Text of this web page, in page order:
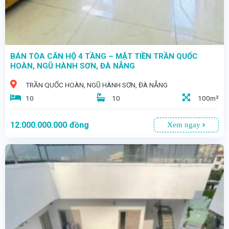
BÁN TÒA CĂN HỘ 4 TẦNG – MẶT TIỀN TRẦN QUỐC
HOÀN, NGŨ HÀNH SƠN, ĐÀ NẴNG
TRẦN QUỐC HOÀN, NGŨ HÀNH SƠN, ĐÀ NẴNG
10
10 100m²
12.000.000.000 đồng Xem ngay